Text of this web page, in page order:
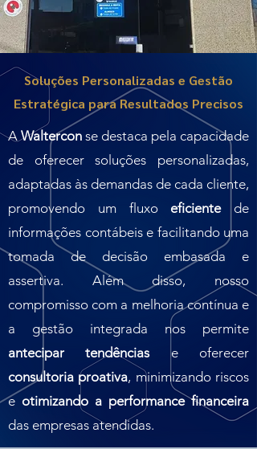
Soluções Personalizadas e Gestão
Estratégica para Resultados Precisos
AWaltercon se destaca pela capacidade
de oferecer soluções personalizadas,
adaptadas às demandas de cada cliente,
promovendo um fluxo eficientede
informações contábeis e facilitando uma
tomada de decisão embasada e
assertiva. Além disso, nosso
compromisso com a melhoria contínua e
a gestão integrada nos permite
antecipar tendênciase oferecer
consultoria proativa, minimizando riscos
e otimizando a performance financeira
das empresas atendidas.